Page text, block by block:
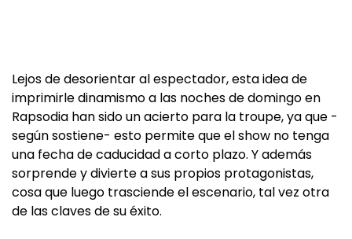
Lejos de desorientar al espectador, esta idea de
imprimirle dinamismo a las noches de domingo en
Rapsodia han sido un acierto para la troupe, ya que -
según sostiene- esto permite que el show no tenga
una fecha de caducidad a corto plazo. Y además
sorprende y divierte a sus propios protagonistas,
cosa que luego trasciende el escenario, tal vez otra
de las claves de su éxito.